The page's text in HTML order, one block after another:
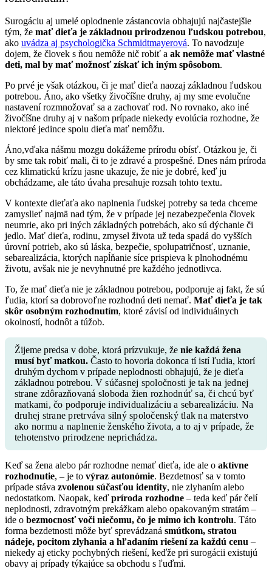
Surogáciu aj umelé oplodnenie zástancovia obhajujú najčastejšie
tým, že mať dieťa je základnou prirodzenou ľudskou potrebou,
ako uvádza aj psychologička Schmidtmayerová. To navodzuje
dojem, že človek s ňou nemôže nič robiť a ak nemôže mať vlastné
deti, mal by mať možnosť získať ich iným spôsobom.
Po prvé je však otázkou, či je mať dieťa naozaj základnou ľudskou
potrebou. Áno, ako všetky živočíšne druhy, aj my sme evolučne
nastavení rozmnožovať sa a zachovať rod. No rovnako, ako iné
živočíšne druhy aj v našom prípade niekedy evolúcia rozhodne, že
niektoré jedince spolu dieťa mať nemôžu.
Áno,vďaka nášmu mozgu dokážeme prírodu obísť. Otázkou je, či
by sme tak robiť mali, či to je zdravé a prospešné. Dnes nám príroda
cez klimatickú krízu jasne ukazuje, že nie je dobré, keď ju
obchádzame, ale táto úvaha presahuje rozsah tohto textu.
V kontexte dieťaťa ako naplnenia ľudskej potreby sa teda chceme
zamyslieť najmä nad tým, že v prípade jej nezabezpečenia človek
neumrie, ako pri iných základných potrebách, ako sú dýchanie či
jedlo. Mať dieťa, rodinu, zmysel života už teda spadá do vyšších
úrovní potrieb, ako sú láska, bezpečie, spolupatričnosť, uznanie,
sebarealizácia, ktorých napĺňanie síce prispieva k plnohodnému
životu, avšak nie je nevyhnutné pre každého jednotlivca.
To, že mať dieťa nie je základnou potrebou, podporuje aj fakt, že sú
ľudia, ktorí sa dobrovoľne rozhodnú deti nemať. Mať dieťa je tak
skôr osobným rozhodnutím, ktoré závisí od individuálnych
okolností, hodnôt a túžob.
Žijeme predsa v dobe, ktorá prízvukuje, že nie každá žena
musí byť matkou. Často to hovoria dokonca tí istí ľudia, ktorí
druhým dychom v prípade neplodnosti obhajujú, že je dieťa
základnou potrebou. V súčasnej spoločnosti je tak na jednej
strane zdôrazňovaná sloboda žien rozhodnúť sa, či chcú byť
matkami, čo podporuje individualizáciu a sebarealizáciu. Na
druhej strane pretrváva silný spoločenský tlak na materstvo
ako normu a naplnenie ženského života, a to aj v prípade, že
tehotenstvo prirodzene neprichádza.
Keď sa žena alebo pár rozhodne nemať dieťa, ide ale o aktívne
rozhodnutie, – je to výraz autonómie. Bezdetnosť sa v tomto
prípade stáva zvolenou súčasťou identity, nie zlyhaním alebo
nedostatkom. Naopak, keď príroda rozhodne – teda keď pár čelí
neplodnosti, zdravotným prekážkam alebo opakovaným stratám –
ide o bezmocnosť voči niečomu, čo je mimo ich kontrolu. Táto
forma bezdetnosti môže byť sprevádzaná smútkom, stratou
nádeje, pocitom zlyhania a hľadaním riešení za každú cenu –
niekedy aj eticky pochybných riešení, keďže pri surogácii existujú
obavy aj prípady týkajúce sa obchodu s ľuďmi.